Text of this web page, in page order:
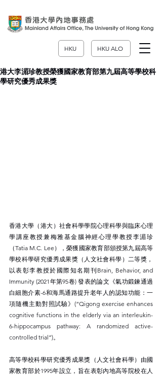
HKU HKU ALO
港大李湄珍教授榮獲國家教育部第九屆高等學校科
學研究優秀成果獎
香港大學（港大）社會科學學院心理科學與臨床心理
學講座教授兼梅雅基金腦神經心理學教授李湄珍
（Tatia M.C. Lee），榮獲國家教育部頒授第九屆高等
學校科學研究優秀成果獎（人文社會科學）二等獎，
以表彰李教授於國際知名期刊Brain, Behavior, and
Immunity (2021年第95卷) 發表的論文《氣功鍛鍊通過
白細胞介素-6和海馬通路提升老年人的認知功能：一
項隨機主動對照試驗》(“Qigong exercise enhances
cognitive functions in the elderly via an interleukin-
6-hippocampus pathway: A randomized active-
controlled trial”)。
高等學校科學研究優秀成果獎（人文社會科學）由國
家教育部於1995年設立，旨在表彰內地高等院校在人